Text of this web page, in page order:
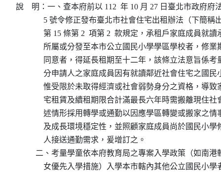
說    明：一、查本府前以 112  年 10 月 27 日臺北市政府府
5 號令修正發布臺北市社會住宅出租辦法（下簡
第 15 條第 2  項第 2  款規定，承租戶家庭成員就
所屬或分發至本市公立國民小學學區學校者，修
同意者，得延長租期至十二年，該條立法意旨係
分申請人之家庭成員因有就讀鄰近社會住宅之國
惟受限於未取得經濟或社會弱勢身分之資格，導
宅租賃及續租期限合計滿最長六年時需搬離現住
述情形採用轉學或通勤以因應學區轉變或搬家之
及成長環境穩定性，並照顧家庭成員尚於國民小
              人接送通勤需求，爰增訂之。
二、考量學童依本府教育局之專案入學政策（如南
女優先入學措施）入學本市轄內其他公立國民小